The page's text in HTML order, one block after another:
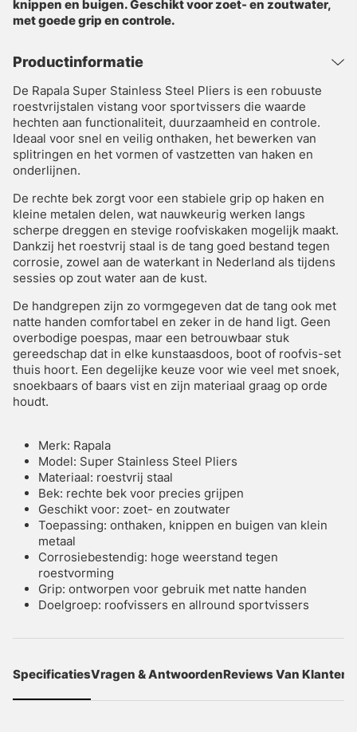
knippen en buigen. Geschikt voor zoet- en zoutwater,
met goede grip en controle.
Productinformatie
De Rapala Super Stainless Steel Pliers is een robuuste
roestvrijstalen vistang voor sportvissers die waarde
hechten aan functionaliteit, duurzaamheid en controle.
Ideaal voor snel en veilig onthaken, het bewerken van
splitringen en het vormen of vastzetten van haken en
onderlijnen.
De rechte bek zorgt voor een stabiele grip op haken en
kleine metalen delen, wat nauwkeurig werken langs
scherpe dreggen en stevige roofviskaken mogelijk maakt.
Dankzij het roestvrij staal is de tang goed bestand tegen
corrosie, zowel aan de waterkant in Nederland als tijdens
sessies op zout water aan de kust.
De handgrepen zijn zo vormgegeven dat de tang ook met
natte handen comfortabel en zeker in de hand ligt. Geen
overbodige poespas, maar een betrouwbaar stuk
gereedschap dat in elke kunstaasdoos, boot of roofvis-set
thuis hoort. Een degelijke keuze voor wie veel met snoek,
snoekbaars of baars vist en zijn materiaal graag op orde
houdt.
Merk: Rapala
Model: Super Stainless Steel Pliers
Materiaal: roestvrij staal
Bek: rechte bek voor precies grijpen
Geschikt voor: zoet- en zoutwater
Toepassing: onthaken, knippen en buigen van klein
metaal
Corrosiebestendig: hoge weerstand tegen
roestvorming
Grip: ontworpen voor gebruik met natte handen
Doelgroep: roofvissers en allround sportvissers
SpecificatiesVragen & AntwoordenReviews Van Klanten